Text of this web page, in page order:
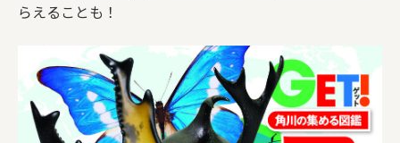
らえることも！